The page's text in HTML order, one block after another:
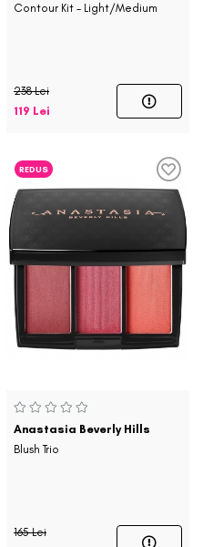
Contour Kit - Light/Medium
238 Lei
119 Lei
REDUS
Anastasia Beverly Hills
Blush Trio
165 Lei